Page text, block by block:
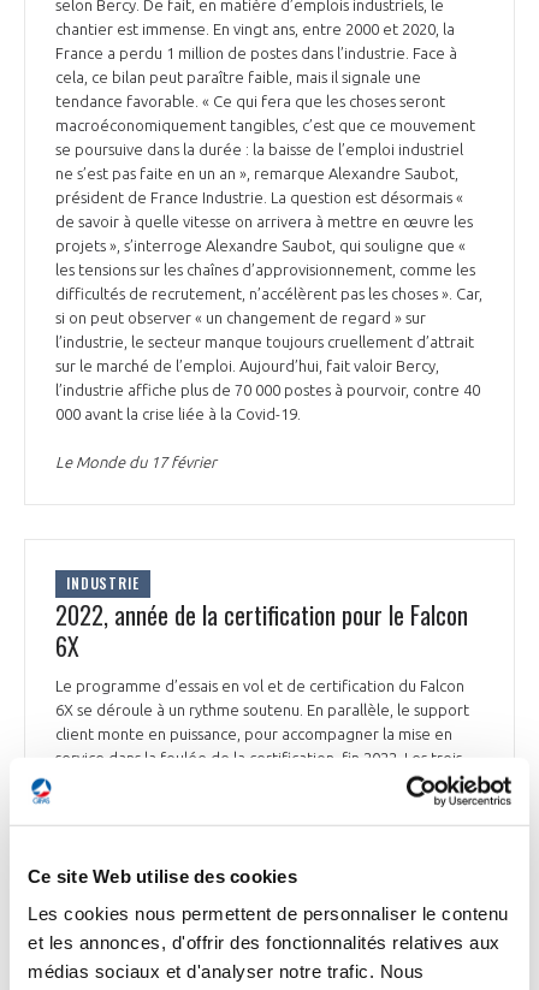
Ce site Web utilise des cookies
Les cookies nous permettent de personnaliser le contenu
et les annonces, d'offrir des fonctionnalités relatives aux
médias sociaux et d'analyser notre trafic. Nous
selon Bercy. De fait, en matière d’emplois industriels, le
chantier est immense. En vingt ans, entre 2000 et 2020, la
France a perdu 1 million de postes dans l’industrie. Face à
cela, ce bilan peut paraître faible, mais il signale une
tendance favorable. « Ce qui fera que les choses seront
macroéconomiquement tangibles, c’est que ce mouvement
se poursuive dans la durée : la baisse de l’emploi industriel
ne s’est pas faite en un an », remarque Alexandre Saubot,
président de France Industrie. La question est désormais «
de savoir à quelle vitesse on arrivera à mettre en œuvre les
projets », s’interroge Alexandre Saubot, qui souligne que «
les tensions sur les chaînes d’approvisionnement, comme les
difficultés de recrutement, n’accélèrent pas les choses ». Car,
si on peut observer « un changement de regard » sur
l’industrie, le secteur manque toujours cruellement d’attrait
sur le marché de l’emploi. Aujourd’hui, fait valoir Bercy,
l’industrie affiche plus de 70 000 postes à pourvoir, contre 40
000 avant la crise liée à la Covid-19.
Le Monde du 17 février
INDUSTRIE
2022, année de la certification pour le Falcon
6X
Le programme d’essais en vol et de certification du Falcon
6X se déroule à un rythme soutenu. En parallèle, le support
client monte en puissance, pour accompagner la mise en
service dans la foulée de la certification, fin 2022. Les trois
avions du programme Falcon 6X totalisent 600 heures de vol
d’essais en 180 vols en moins d’un an. Un 4ème avion va
rejoindre le programme avant la fin du premier trimestre
complet et sera dédié à des vols d’endurance à travers le
ont traversé l’Atlantique Nord. Un premier appareil doit être
livré fin 2022, dans la foulée de la certification. En vue de
l’entrée en service du Falcon 6X, le support client de Dassault